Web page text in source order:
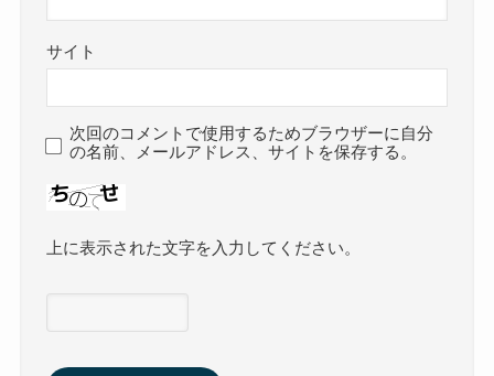
サイト
次回のコメントで使用するためブラウザーに自分
の名前、メールアドレス、サイトを保存する。
上に表示された文字を入力してください。